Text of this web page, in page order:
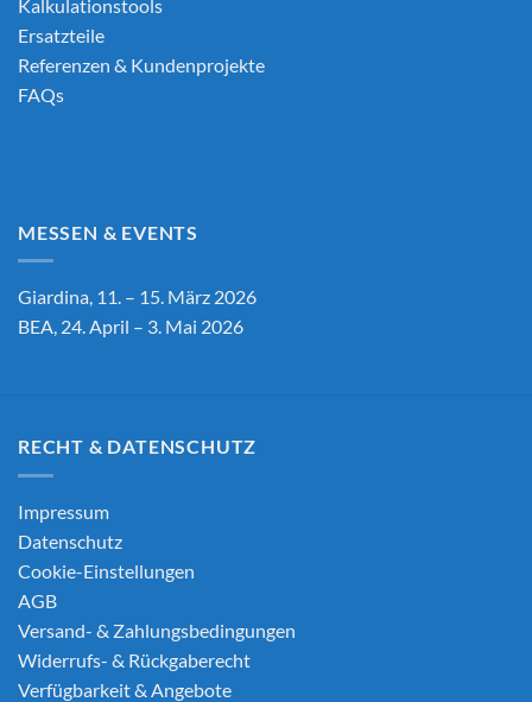
Kalkulationstools
Ersatzteile
Referenzen & Kundenprojekte
FAQs
MESSEN & EVENTS
Giardina, 11. – 15. März 2026
BEA, 24. April – 3. Mai 2026
RECHT & DATENSCHUTZ
Impressum
Datenschutz
Cookie-Einstellungen
AGB
Versand- & Zahlungsbedingungen
Widerrufs- & Rückgaberecht
Verfügbarkeit & Angebote